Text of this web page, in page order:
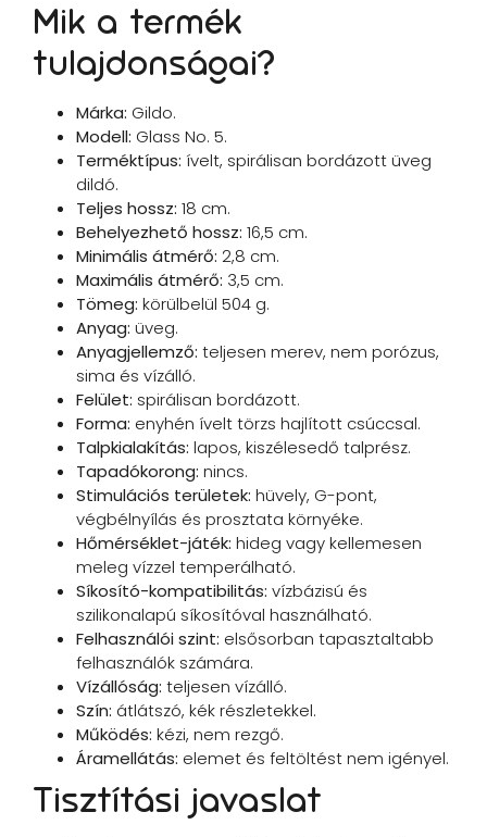
Mik a termék
tulajdonságai?
Márka: Gildo.
Modell: Glass No. 5.
Terméktípus: ívelt, spirálisan bordázott üveg
dildó.
Teljes hossz: 18 cm.
Behelyezhető hossz: 16,5 cm.
Minimális átmérő: 2,8 cm.
Maximális átmérő: 3,5 cm.
Tömeg: körülbelül 504 g.
Anyag: üveg.
Anyagjellemző: teljesen merev, nem porózus,
sima és vízálló.
Felület: spirálisan bordázott.
Forma: enyhén ívelt törzs hajlított csúccsal.
Talpkialakítás: lapos, kiszélesedő talprész.
Tapadókorong: nincs.
Stimulációs területek: hüvely, G-pont,
végbélnyílás és prosztata környéke.
Hőmérséklet-játék: hideg vagy kellemesen
meleg vízzel temperálható.
Síkosító-kompatibilitás: vízbázisú és
szilikonalapú síkosítóval használható.
Felhasználói szint: elsősorban tapasztaltabb
felhasználók számára.
Vízállóság: teljesen vízálló.
Szín: átlátszó, kék részletekkel.
Működés: kézi, nem rezgő.
Áramellátás: elemet és feltöltést nem igényel.
Tisztítási javaslat